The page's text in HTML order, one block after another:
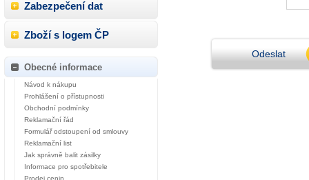
Odeslat
Zabezpečení dat
Zboží s logem ČP
Obecné informace
Návod k nákupu
Prohlášení o přístupnosti
Obchodní podmínky
Reklamační řád
Formulář odstoupení od smlouvy
Reklamační list
Jak správně balit zásilky
Informace pro spotřebitele
Prodej cenin